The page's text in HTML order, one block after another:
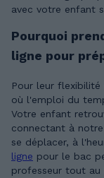
avec votre enfant
Pourquoi
ligne pour
Pour leur
où l'emploi du
Votre enfant
connectant à
se déplacer, à
ligne pour le bac
professeur tout